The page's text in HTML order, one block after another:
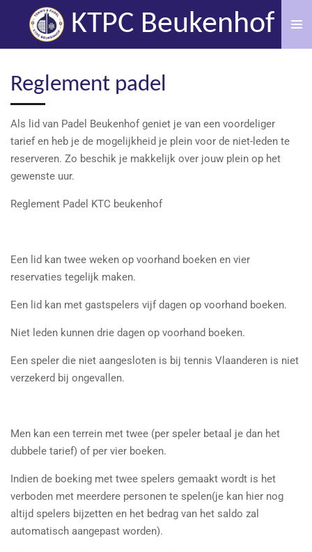
direct
naar
hoofdinhoud
KTPC Beukenhof
Reglement padel
Als lid van Padel Beukenhof geniet je van een voordeliger
tarief en heb je de mogelijkheid je plein voor de niet-leden te
reserveren. Zo beschik je makkelijk over jouw plein op het
gewenste uur.
Reglement Padel KTC beukenhof
Een lid kan twee weken op voorhand boeken en vier
reservaties tegelijk maken.
Een lid kan met gastspelers vijf dagen op voorhand boeken.
Niet leden kunnen drie dagen op voorhand boeken.
Een speler die niet aangesloten is bij tennis Vlaanderen is niet
verzekerd bij ongevallen.
Men kan een terrein met twee (per speler betaal je dan het
dubbele tarief) of per vier boeken.
Indien de boeking met twee spelers gemaakt wordt is het
verboden met meerdere personen te spelen(je kan hier nog
altijd spelers bijzetten en het bedrag van het saldo zal
automatisch aangepast worden).